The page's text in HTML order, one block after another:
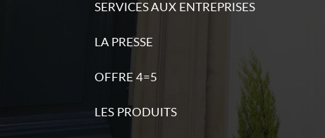
SERVICES AUX ENTREPRISES
LA PRESSE
OFFRE 4=5
LES PRODUITS